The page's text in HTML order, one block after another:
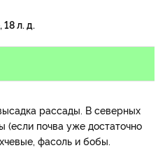
л. д.
рассады. В северных
(если почва уже достаточно
фасоль и бобы.